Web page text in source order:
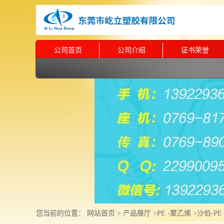
公司首页 公司介绍 证书荣誉
您当前的位置： 网站首页 > 产品展厅 >PE -聚乙烯 >沙伯-PE